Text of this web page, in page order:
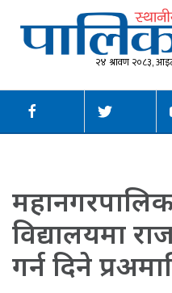
२४ श्रावण २०८३,
विद्यालयमा
गर्न दिने